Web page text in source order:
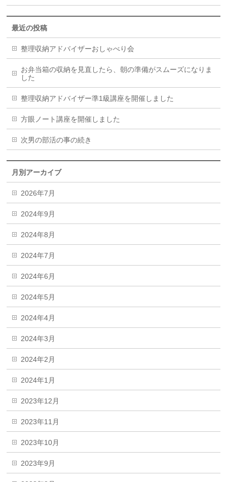
最近の投稿
整理収納アドバイザーおしゃべり会
お弁当箱の収納を見直したら、朝の準備がスムーズになりま
した
整理収納アドバイザー準1級講座を開催しました
方眼ノート講座を開催しました
次男の部活の事の続き
月別アーカイブ
2026年7月
2024年9月
2024年8月
2024年7月
2024年6月
2024年5月
2024年4月
2024年3月
2024年2月
2024年1月
2023年12月
2023年11月
2023年10月
2023年9月